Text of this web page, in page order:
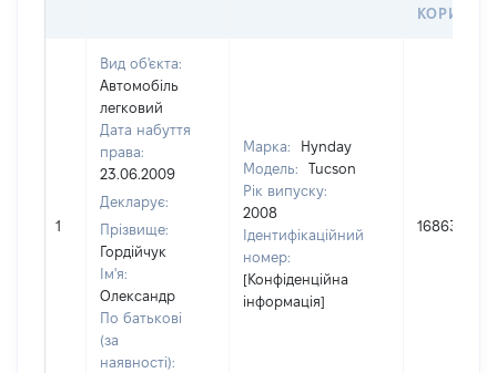
1
Вид об'єкта:
Автомобіль
легковий
Дата набуття
права:
23.06.2009
Декларує:
Прізвище:
Гордійчук
Ім'я:
Олександр
По батькові
(за
наявності):
Марка:
Hynday
Модель:
Tucson
Рік випуску:
2008
Ідентифікаційний
номер:
[Конфіденційна
інформація]
168630